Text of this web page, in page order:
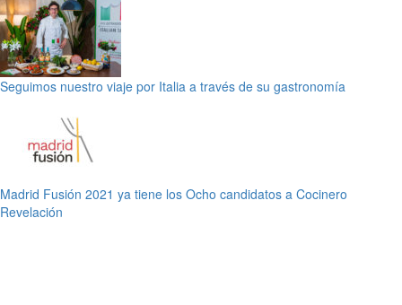
Seguimos nuestro viaje por Italia a través de su gastronomía
Madrid Fusión 2021 ya tiene los Ocho candidatos a Cocinero
Revelación